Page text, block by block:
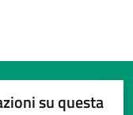
su questa